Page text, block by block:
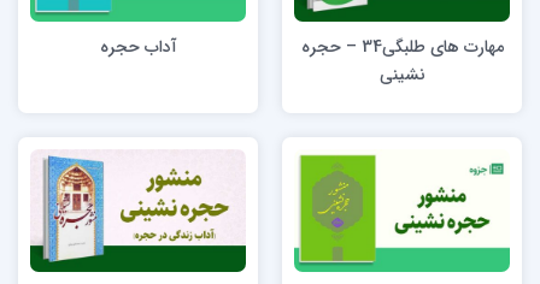
مهارت های طلبگی34 – حجره
نشینی
آداب حجره